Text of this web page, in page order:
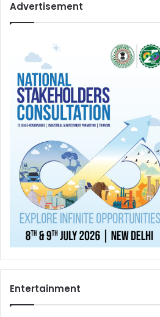
Advertisement
Entertainment